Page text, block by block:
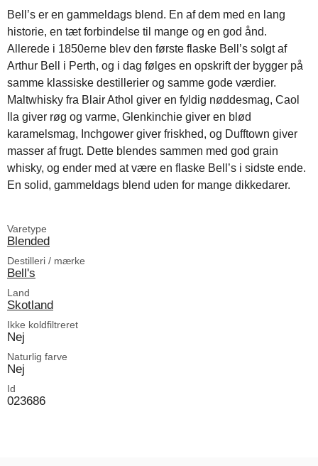
Bell’s er en gammeldags blend. En af dem med en lang
historie, en tæt forbindelse til mange og en god ånd.
Allerede i 1850erne blev den første flaske Bell’s solgt af
Arthur Bell i Perth, og i dag følges en opskrift der bygger på
samme klassiske destillerier og samme gode værdier.
Maltwhisky fra Blair Athol giver en fyldig nøddesmag, Caol
Ila giver røg og varme, Glenkinchie giver en blød
karamelsmag, Inchgower giver friskhed, og Dufftown giver
masser af frugt. Dette blendes sammen med god grain
whisky, og ender med at være en flaske Bell’s i sidste ende.
En solid, gammeldags blend uden for mange dikkedarer.
Varetype
Blended
Destilleri / mærke
Bell's
Land
Skotland
Ikke koldfiltreret
Nej
Naturlig farve
Nej
Id
023686